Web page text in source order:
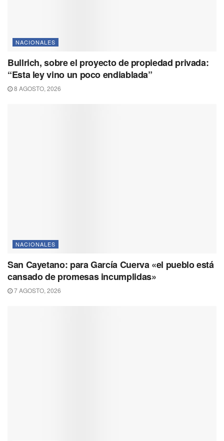
NACIONALES
Bullrich, sobre el proyecto de propiedad privada:
“Esta ley vino un poco endiablada”
8 AGOSTO, 2026
NACIONALES
San Cayetano: para García Cuerva «el pueblo está
cansado de promesas incumplidas»
7 AGOSTO, 2026